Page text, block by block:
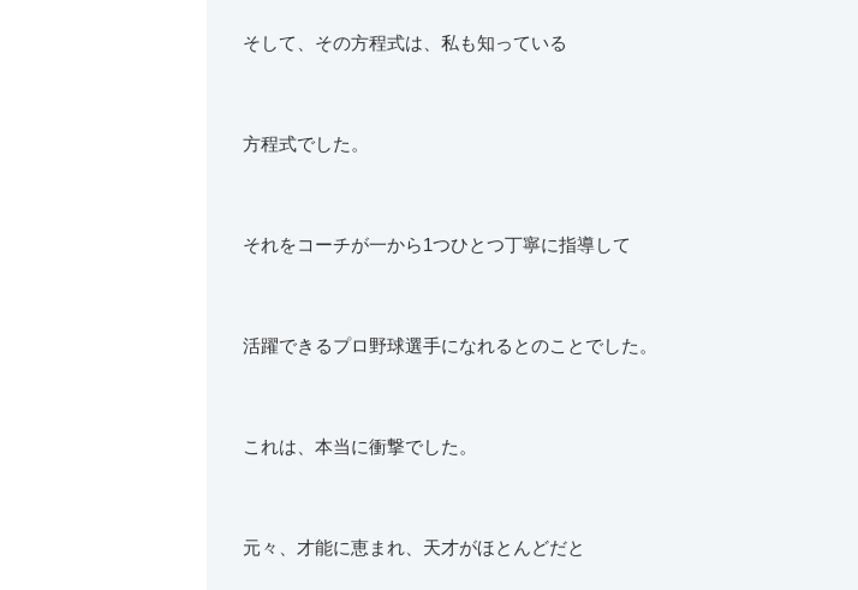
そして、その方程式は、私も知っている
方程式でした。
それをコーチが一から1つひとつ丁寧に指導して
活躍できるプロ野球選手になれるとのことでした。
これは、本当に衝撃でした。
元々、才能に恵まれ、天才がほとんどだと